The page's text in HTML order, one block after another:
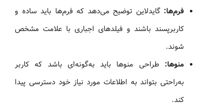
فرم‌ها: گایدلاین توضیح می‌دهد که فرم‌ها باید ساده و
کاربرپسند باشند و فیلدهای اجباری با علامت مشخص
شوند.
منوها: طراحی منوها باید به‌گونه‌ای باشد که کاربر
به‌راحتی بتواند به اطلاعات مورد نیاز خود دسترسی پیدا
کند.